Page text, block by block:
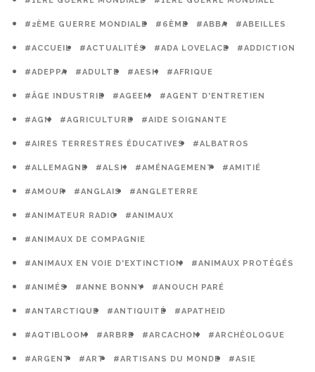
#2ÈME GUERRE MONDIALE #6ÈME #ABBA #ABEILLES
#ACCUEIL #ACTUALITÉS #ADA LOVELACE #ADDICTION
#ADEPPA #ADULTE #AESH #AFRIQUE
#ÂGE INDUSTRIE #AGEEM #AGENT D'ENTRETIEN
#AGN #AGRICULTURE #AIDE SOIGNANTE
#AIRES TERRESTRES ÉDUCATIVES #ALBATROS
#ALLEMAGNE #ALSH #AMÉNAGEMENT #AMITIÉ
#AMOUR #ANGLAIS #ANGLETERRE
#ANIMATEUR RADIO #ANIMAUX
#ANIMAUX DE COMPAGNIE
#ANIMAUX EN VOIE D'EXTINCTION #ANIMAUX PROTÉGÉS
#ANIMÉS #ANNE BONNY #ANOUCH PARÉ
#ANTARCTIQUE #ANTIQUITÉ #APATHEID
#AQTIBLOOM #ARBRE #ARCACHON #ARCHÉOLOGUE
#ARGENT #ART #ARTISANS DU MONDE #ASIE